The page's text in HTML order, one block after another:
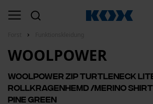
WOOLPOWER
Woolpower Zip Turtleneck
Rollkragenhemd /Merino
pine green